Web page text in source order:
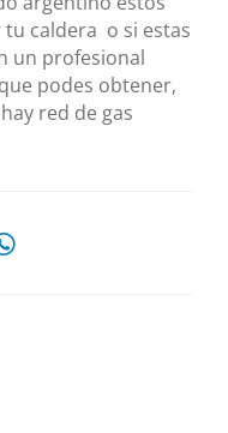
caldera o si estas
un profesional
podes obtener,
red de gas